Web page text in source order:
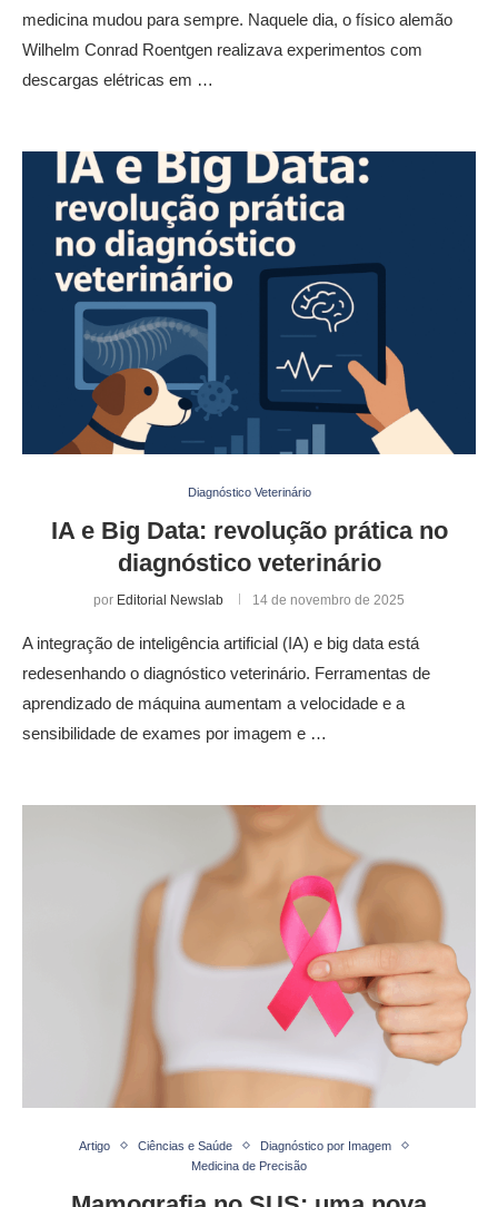
medicina mudou para sempre. Naquele dia, o físico alemão
Wilhelm Conrad Roentgen realizava experimentos com
descargas elétricas em …
Diagnóstico Veterinário
IA e Big Data: revolução prática no
diagnóstico veterinário
por Editorial Newslab 14 de novembro de 2025
A integração de inteligência artificial (IA) e big data está
redesenhando o diagnóstico veterinário. Ferramentas de
aprendizado de máquina aumentam a velocidade e a
sensibilidade de exames por imagem e …
Artigo Ciências e Saúde
Diagnóstico por Imagem
Medicina de Precisão